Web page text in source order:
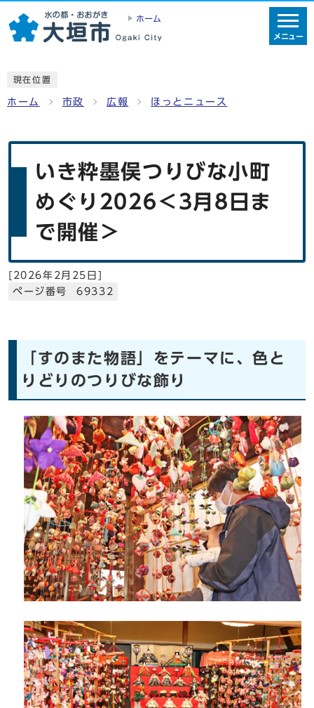
ホーム
メニュー
現在位置
ホーム 市政 広報 ほっとニュース
いき粋墨俣つりびな小町
めぐり2026＜3月8日ま
で開催＞
[ 2026年2月25日 ]
ページ番号 69332
「すのまた物語」をテーマに、色と
りどりのつりびな飾り